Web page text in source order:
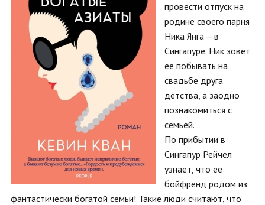
провести отпуск на
родине своего парня
Ника Янга ‒ в
Сингапуре. Ник зовет
ее побывать на
свадьбе друга
детства, а заодно
познакомиться с
семьей.
По прибытии в
Сингапур Рейчел
узнает, что ее
бойфренд родом из
фантастически богатой семьи! Такие люди считают, что